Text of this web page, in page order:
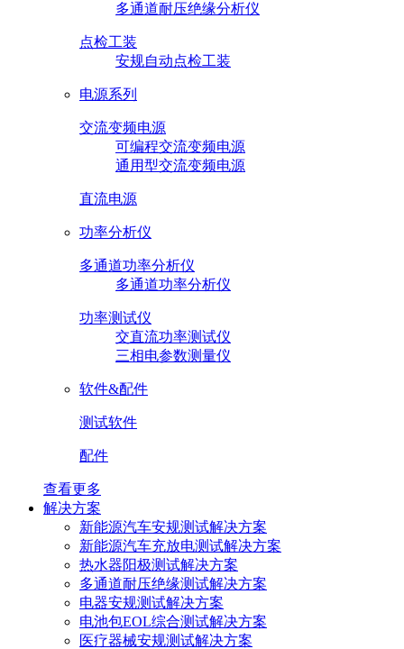
多通道耐压绝缘分析仪
点检工装
安规自动点检工装
电源系列
交流变频电源
可编程交流变频电源
通用型交流变频电源
直流电源
功率分析仪
多通道功率分析仪
多通道功率分析仪
功率测试仪
交直流功率测试仪
三相电参数测量仪
软件&配件
测试软件
配件
查看更多
解决方案
新能源汽车安规测试解决方案
新能源汽车充放电测试解决方案
热水器阳极测试解决方案
多通道耐压绝缘测试解决方案
电器安规测试解决方案
电池包EOL综合测试解决方案
医疗器械安规测试解决方案